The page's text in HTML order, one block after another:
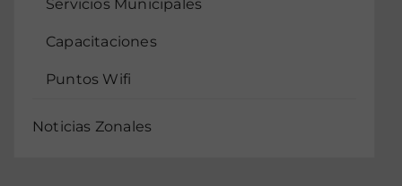
Servicios Municipales
Capacitaciones
Puntos Wifi
Noticias Zonales